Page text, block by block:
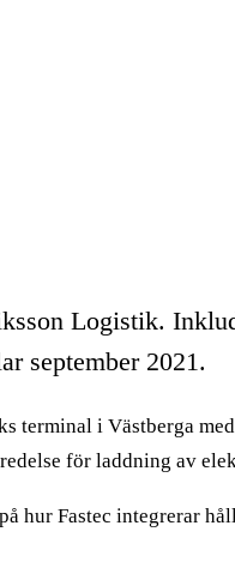
Logistik.
september 2021.
terminal i Västberga
för laddning av
hur Fastec integrerar